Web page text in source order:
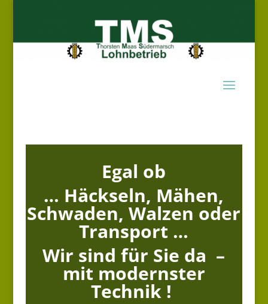
Egal ob
… Häckseln, Mähen,
Schwaden, Walzen oder
Transport …
Wir sind für Sie da –
mit modernster
Technik !